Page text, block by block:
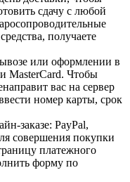
сдачу с любой
получаете
или оформлении в
MasterCard. Чтобы
вас на сервер
номер карты, срок
заказе: PayPal,
совершения покупки
платежного
форму по